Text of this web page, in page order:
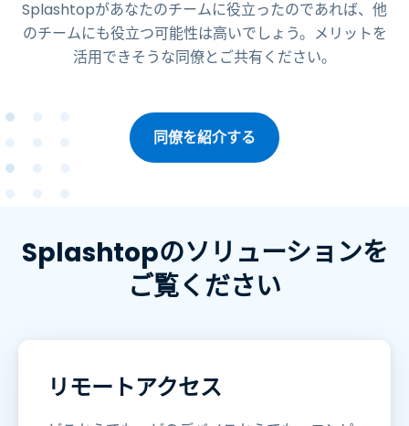
Splashtopがあなたのチームに役立ったのであれば、他
のチームにも役立つ可能性は高いでしょう。メリットを
活用できそうな同僚とご共有ください。
同僚を紹介する
Splashtopのソリューションを
ご覧ください
リモートアクセス